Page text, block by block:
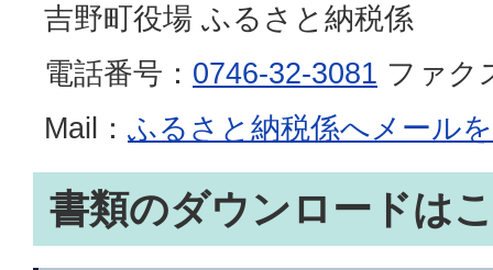
吉野町役場 ふるさと納税係
電話番号： 0746-32-3081 ファク
Mail： ふるさと納税係へメール
書類のダウンロードは